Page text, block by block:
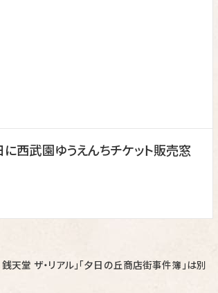
西武園ゆうえんちチケット販売窓
天堂 ザ・リアル」「夕日の丘商店街事件簿」は別